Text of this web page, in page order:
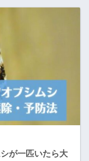
が一匹いたら大